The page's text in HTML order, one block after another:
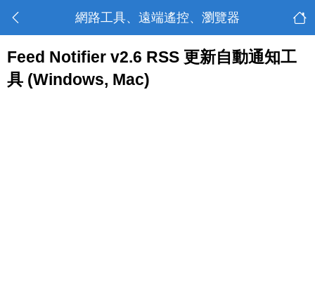
網路工具、遠端遙控、瀏覽器
Feed Notifier v2.6 RSS 更新自動通知工
具 (Windows, Mac)